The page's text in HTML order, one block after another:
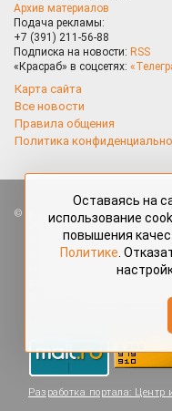
Архив материалов
Подача рекламы:
+7 (391) 211-56-88
Подписка на новости: RSS
«Красраб» в соцсетях:
Карта сайта
Все новости
Правила общения
Политика
Все права защищены.
«Красраб.ру»
и читателями, являются
частичное использование
«Красраб.ру», допускается
Разработка портала: Центр
Оставаясь на
использование
повышения
Политике .